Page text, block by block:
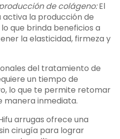
de colágeno:El
la producción de
que brinda beneficios a
la elasticidad, firmeza y
del tratamiento de
un tiempo de
lo que te permite retomar
manera inmediata.
arrugas ofrece una
cirugía para lograr